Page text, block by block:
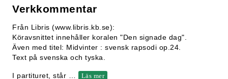
Verkkommentar
Från Libris (www.libris.kb.se):
Köravsnittet innehåller koralen "Den signade dag"
Även med titel: Midvinter : svensk rapsodi op.24.
Text på svenska och tyska
I partituret, står Läs mer